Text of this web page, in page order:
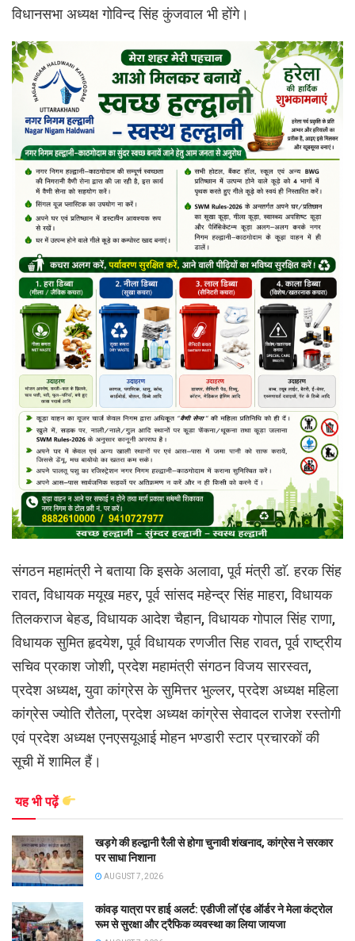
विधानसभा अध्यक्ष गोविन्द सिंह कुंजवाल भी होंगे।
संगठन महामंत्री ने बताया कि इसके अलावा, पूर्व मंत्री डाॅ. हरक सिंह
रावत, विधायक मयूख महर, पूर्व सांसद महेन्द्र सिंह माहरा, विधायक
तिलकराज बेहड, विधायक आदेश चैहान, विधायक गोपाल सिंह राणा,
विधायक सुमित हृदयेश, पूर्व विधायक रणजीत सिह रावत, पूर्व राष्ट्रीय
सचिव प्रकाश जोशी, प्रदेश महामंत्री संगठन विजय सारस्वत,
प्रदेश अध्यक्ष, युवा कांग्रेस के सुमित्तर भुल्लर, प्रदेश अध्यक्ष महिला
कांग्रेस ज्योति रौतेला, प्रदेश अध्यक्ष कांग्रेस सेवादल राजेश रस्तोगी
एवं प्रदेश अध्यक्ष एनएसयूआई मोहन भण्डारी स्टार प्रचारकों की
सूची में शामिल हैं।
यह भी पढ़ें
खड़गे की हल्द्वानी रैली से होगा चुनावी शंखनाद, कांग्रेस ने सरकार
पर साधा निशाना
AUGUST 7, 2026
कांवड़ यात्रा पर हाई अलर्ट: एडीजी लॉ एंड ऑर्डर ने मेला कंट्रोल
रूम से सुरक्षा और ट्रैफिक व्यवस्था का लिया जायजा